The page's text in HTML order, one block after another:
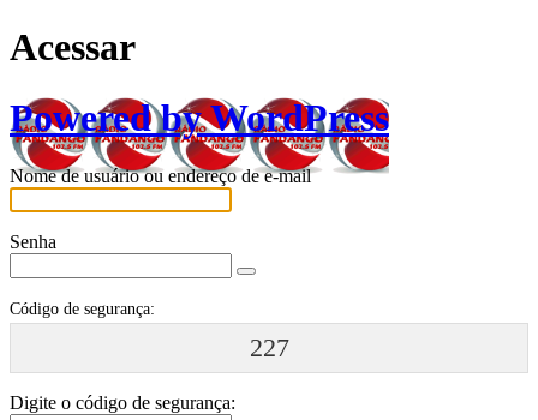
Acessar
Powered by WordPress
Nome de usuário ou endereço de e-mail
Senha
Código de segurança:
227
Digite o código de segurança: